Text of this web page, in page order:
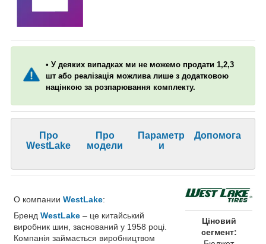
• У деяких випадках ми не можемо продати 1,2,3
шт або реалізація можлива лише з додатковою
націнкою за розпарювання комплекту.
Про
WestLake
Про
модели
Параметр
и
Допомога
О компании WestLake:
Бренд WestLake – це китайський
виробник шин, заснований у 1958 році.
Компанія займається виробництвом
Ціновий
сегмент: